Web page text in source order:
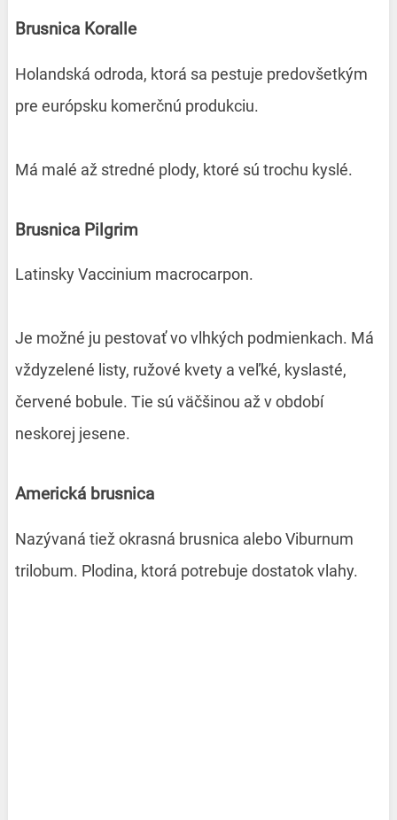
Brusnica Koralle
Holandská odroda, ktorá sa pestuje predovšetkým
pre európsku komerčnú produkciu.
Má malé až stredné plody, ktoré sú trochu kyslé.
Brusnica Pilgrim
Latinsky Vaccinium macrocarpon.
Je možné ju pestovať vo vlhkých podmienkach. Má
vždyzelené listy, ružové kvety a veľké, kyslasté,
červené bobule. Tie sú väčšinou až v období
neskorej jesene.
Americká brusnica
Nazývaná tiež okrasná brusnica alebo Viburnum
trilobum. Plodina, ktorá potrebuje dostatok vlahy.